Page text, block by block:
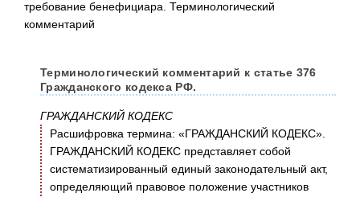
Терминологический комментарий к статье 376
Гражданского кодекса РФ.
ГРАЖДАНСКИЙ КОДЕКС
Расшифровка термина: «ГРАЖДАНСКИЙ КОДЕКС».
ГРАЖДАНСКИЙ КОДЕКС представляет собой
систематизированный единый законодательный акт,
определяющий правовое положение участников